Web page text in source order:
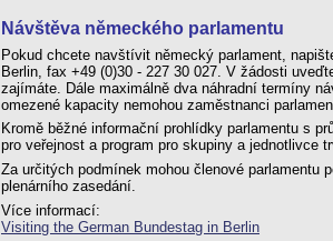
Návštěva německého parlamentu
Pokud chcete navštívit německý parlament,
Berlin, fax +49 (0)30 - 227 30 027. V žádosti
zajímáte. Dále maximálně dva náhradní termíny
omezené kapacity nemohou zaměstnanci
Kromě běžné informační prohlídky parlamentu s
pro veřejnost a program pro skupiny a jednotlivce
Za určitých podmínek mohou členové parlamentu
plenárního zasedání.
Více informací:
Visiting the German Bundestag in Berlin